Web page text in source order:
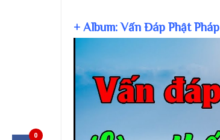
+ Album: Vấn Đáp Phật Pháp
0